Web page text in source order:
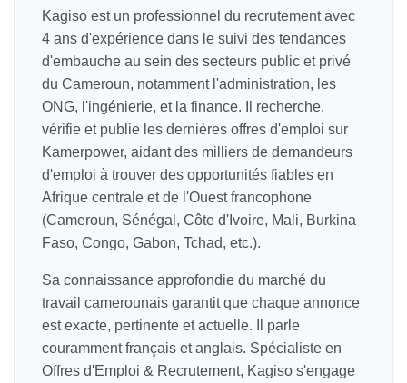
Kagiso est un professionnel du recrutement avec
4 ans d'expérience dans le suivi des tendances
d'embauche au sein des secteurs public et privé
du Cameroun, notamment l'administration, les
ONG, l'ingénierie, et la finance. Il recherche,
vérifie et publie les dernières offres d'emploi sur
Kamerpower, aidant des milliers de demandeurs
d'emploi à trouver des opportunités fiables en
Afrique centrale et de l'Ouest francophone
(Cameroun, Sénégal, Côte d'Ivoire, Mali, Burkina
Faso, Congo, Gabon, Tchad, etc.).
Sa connaissance approfondie du marché du
travail camerounais garantit que chaque annonce
est exacte, pertinente et actuelle. Il parle
couramment français et anglais. Spécialiste en
Offres d'Emploi & Recrutement, Kagiso s'engage